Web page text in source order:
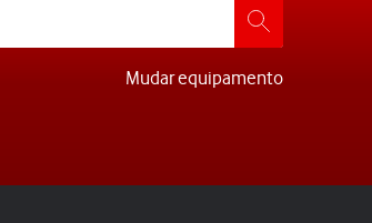
Mudar equipamento